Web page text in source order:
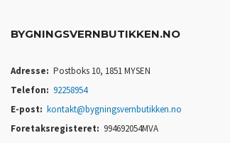
BYGNINGSVERNBUTIKKEN.NO
Adresse: Postboks 10, 1851 MYSEN
Telefon: 92258954
E-post: kontakt@bygningsvernbutikken.no
Foretaksregisteret: 994692054MVA